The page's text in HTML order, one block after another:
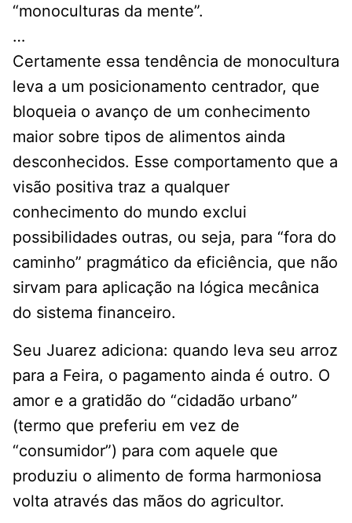
“monoculturas da mente”.
…
Certamente essa tendência de monocultura
leva a um posicionamento centrador, que
bloqueia o avanço de um conhecimento
maior sobre tipos de alimentos ainda
desconhecidos. Esse comportamento que a
visão positiva traz a qualquer
conhecimento do mundo exclui
possibilidades outras, ou seja, para “fora do
caminho” pragmático da eficiência, que não
sirvam para aplicação na lógica mecânica
do sistema financeiro.
Seu Juarez adiciona: quando leva seu arroz
para a Feira, o pagamento ainda é outro. O
amor e a gratidão do “cidadão urbano”
(termo que preferiu em vez de
“consumidor”) para com aquele que
produziu o alimento de forma harmoniosa
volta através das mãos do agricultor.